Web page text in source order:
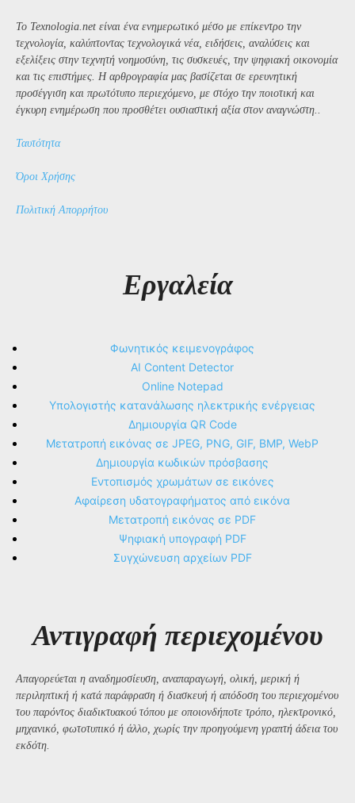
Το Texnologia.net είναι ένα ενημερωτικό μέσο με επίκεντρο την
τεχνολογία, καλύπτοντας τεχνολογικά νέα, ειδήσεις, αναλύσεις και
εξελίξεις στην τεχνητή νοημοσύνη, τις συσκευές, την ψηφιακή οικονομία
και τις επιστήμες. Η αρθρογραφία μας βασίζεται σε ερευνητική
προσέγγιση και πρωτότυπο περιεχόμενο, με στόχο την ποιοτική και
έγκυρη ενημέρωση που προσθέτει ουσιαστική αξία στον αναγνώστη..
Ταυτότητα
Όροι Χρήσης
Πολιτική Απορρήτου
Εργαλεία
Φωνητικός κειμενογράφος
AI Content Detector
Online Notepad
Υπολογιστής κατανάλωσης ηλεκτρικής ενέργειας
Δημιουργία QR Code
Μετατροπή εικόνας σε JPEG, PNG, GIF, BMP, WebP
Δημιουργία κωδικών πρόσβασης
Εντοπισμός χρωμάτων σε εικόνες
Αφαίρεση υδατογραφήματος από εικόνα
Μετατροπή εικόνας σε PDF
Ψηφιακή υπογραφή PDF
Συγχώνευση αρχείων PDF
Αντιγραφή περιεχομένου
Απαγορεύεται η αναδημοσίευση, αναπαραγωγή, ολική, μερική ή
περιληπτική ή κατά παράφραση ή διασκευή ή απόδοση του περιεχομένου
του παρόντος διαδικτυακού τόπου με οποιονδήποτε τρόπο, ηλεκτρονικό,
μηχανικό, φωτοτυπικό ή άλλο, χωρίς την προηγούμενη γραπτή άδεια του
εκδότη.